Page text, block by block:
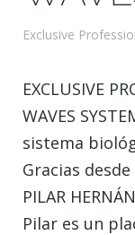
Exclusive
EXCLUSIVE
WAVES
sistema
Gracias desde
PILAR
Pilar es un